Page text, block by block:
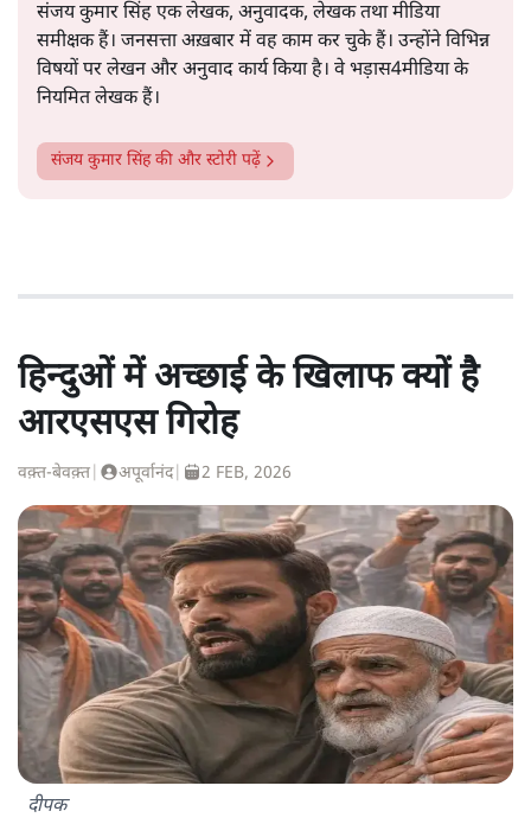
संजय कुमार सिंह एक लेखक, अनुवादक, लेखक तथा मीडिया
समीक्षक हैं। जनसत्ता अख़बार में वह काम कर चुके हैं। उन्होंने विभिन्न
विषयों पर लेखन और अनुवाद कार्य किया है। वे भड़ास4मीडिया के
नियमित लेखक हैं।
संजय कुमार सिंहकी और स्टोरी पढ़ें
हिन्दुओं में अच्छाई के खिलाफ क्यों है
आरएसएस गिरोह
वक़्त-बेवक़्त अपूर्वानंद| 2 FEB, 2026
दीपक